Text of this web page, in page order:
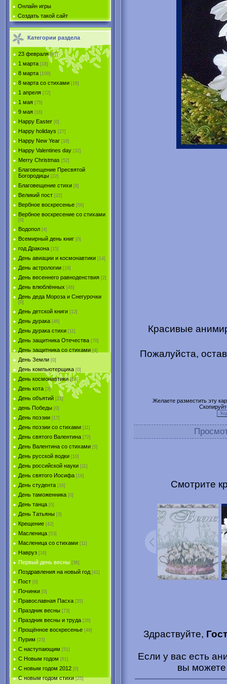
Онлайн игры
Создать такой сайт
Категории раздела
23 февраля [67]
1 марта [18]
8 марта [109]
8 марта со стихами [16]
1 апреля [72]
1 мая [75]
9 мая [16]
Happy Easter [0]
Happy holidays [27]
Happy New Year [16]
Happy Valentines day [32]
Merry Christmas [52]
Благовещение Пресвятой
Богородицы [22]
Благовещение стихи [8]
Великий пост [22]
Вербное воскресенье [58]
Вербное воскресение со стихами
[0]
Водопол [4]
Всемирный день книг [0]
год Дракона [15]
День авиации и космонавтики [14]
День астрологии [18]
День весеннего равноденствия [2]
День влюблённых [46]
День деда Мороза и Снегурочки
[0]
День детской книги [12]
День дурака [46]
День дурака стихи [11]
День защитника Отечества [70]
День защитника со стихами [4]
День Земли [0]
День компьютерщика [0]
День космонавтики [14]
День кота [3]
День объятий [21]
день Победы [0]
День поэзии [17]
День поэзии со стихами [11]
День святого Валентина [72]
День Валентина со стихами [5]
День русской водки [10]
День российской науки [11]
День святого Иосифа [16]
День студента [16]
День таможенника [0]
День танца [0]
День Татьяны [3]
Крещение [42]
Масленица [53]
Масленица со стихами [11]
Навруз [16]
Первый день весны [36]
Поздравления на новый год [41]
Пост [0]
Починки [0]
Православная Пасха [35]
Праздник весны [73]
Праздник весны и труда [26]
Прощённое воскресенье [48]
Пурим [23]
C наступающим [51]
С Новым годом [61]
С новым годом 2012 [0]
С новым годом стихи [25]
Красивые
Пожалуйста,
Желаете разместить эту
Смотрите
Здраствуйте,
Если у вас есть
вы